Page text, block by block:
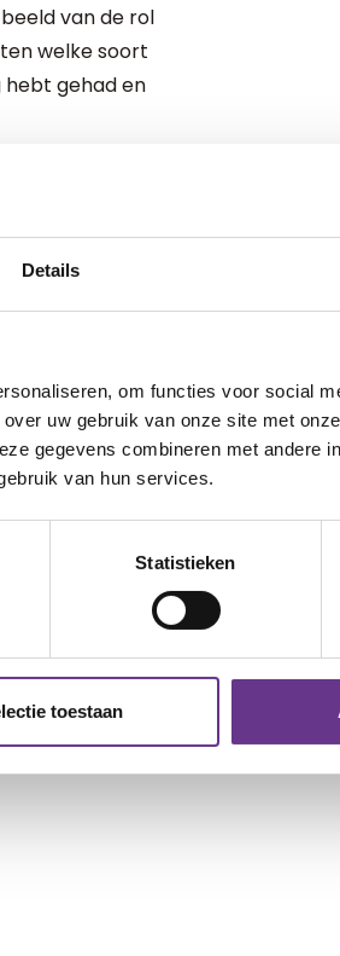
Details
om functies voor social
uw gebruik van onze site met
gegevens combineren met andere
van hun services.
Statistieken
toestaan
van de rol
welke soort
hebt gehad en
met
jij hem of haar
kind
direct
muziek wel of
juiste
kind, het is
je vragen
Neem dan